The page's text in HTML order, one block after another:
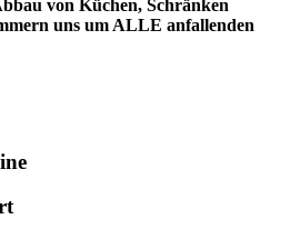
von Küchen, Schränken
uns um ALLE anfallenden